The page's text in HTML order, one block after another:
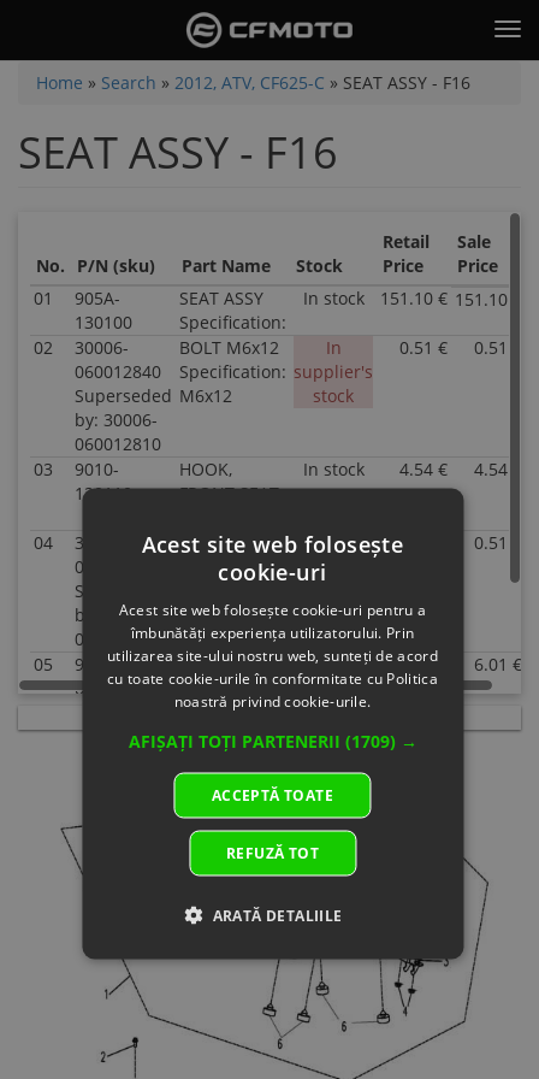
main
contentYou
here
Home » Search » 2012, ATV, CF625-C » SEAT ASSY - F16
SEAT ASSY - F16
No. P/N (sku) Part Name Stock
Retail
Price
Sale
Price
01
905A-
130100
SEAT ASSY
Specification:
In stock 151.10 € 151.10 €
02
30006-
060012840
Superseded
by: 30006-
060012810
BOLT M6x12
Specification:
M6x12
In
supplier's
stock
0.51 € 0.51 €
03
9010-
130110
HOOK,
FRONT SEAT
In stock 4.54 € 4.54 €
04
30202-
060140
Superseded
by: 30202-
060110
NUT M6
Specification:
In
supplier's
0.51 € 0.51 €
05
901A-
030007
TOP HOLDER
ASSY, SEAT
Specification:
In stock 6.01 € 6.01 €
06
9030-
RUBBER
Specification:
In
stock
0.51 € 0.51 €
Acest site web folosește
cookie-uri
Acest site web folosește cookie-uri pentru a
îmbunătăți experiența utilizatorului. Prin
utilizarea site-ului nostru web, sunteți de acord
cu toate cookie-urile în conformitate cu Politica
noastră privind cookie-urile.
AFIȘAȚI TOȚI PARTENERII (1709) →
ACCEPTĂ TOATE
REFUZĂ TOT
ARATĂ DETALIILE